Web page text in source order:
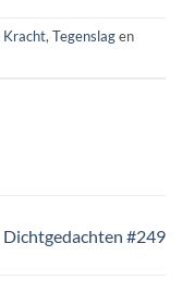
Kracht,Tegenslagen
Dichtgedachten #249